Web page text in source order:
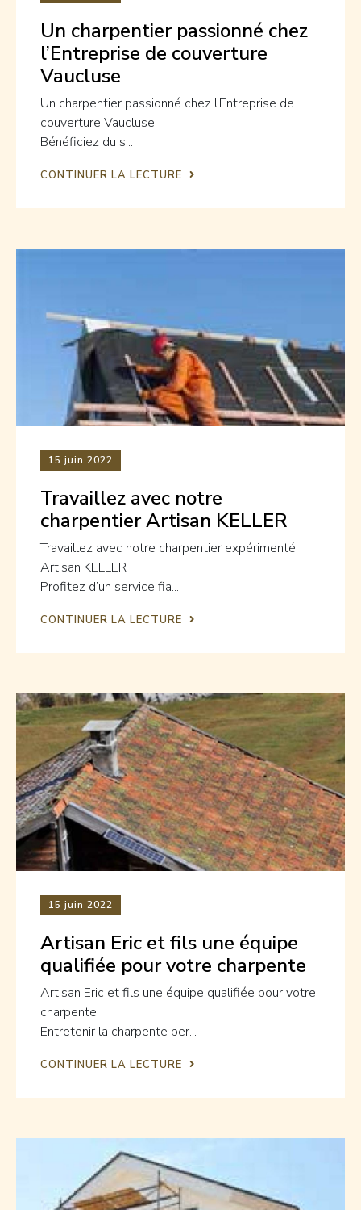
Un charpentier passionné chez
l’Entreprise de couverture
Vaucluse
Un charpentier passionné chez l’Entreprise de
couverture Vaucluse
Bénéficiez du s...
CONTINUER LA LECTURE
15 juin 2022
Travaillez avec notre
charpentier Artisan KELLER
Travaillez avec notre charpentier expérimenté
Artisan KELLER
Profitez d’un service fia...
CONTINUER LA LECTURE
15 juin 2022
Artisan Eric et fils une équipe
qualifiée pour votre charpente
Artisan Eric et fils une équipe qualifiée pour votre
charpente
Entretenir la charpente per...
CONTINUER LA LECTURE